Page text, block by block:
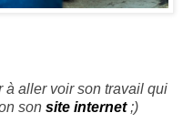
à aller voir son travail qui
son site internet;)